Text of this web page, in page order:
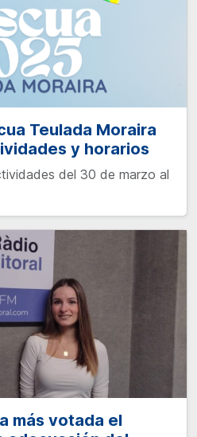
Teulada Moraira
y horarios
del 30 de marzo al
más votada el